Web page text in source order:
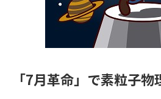
留学・進学関連、塾・予備校
大
内
大学入学共通テスト「受験上の
配慮案内」の請求
高
幼稚園教員資格認定試験 小
「7月革命」で素粒子